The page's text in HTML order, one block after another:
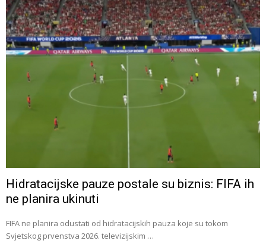
Hidratacijske pauze postale su biznis: FIFA ih
ne planira ukinuti
FIFA ne planira odustati od hidratacijskih pauza koje su tokom
Svjetskog prvenstva 2026. televizijskim …